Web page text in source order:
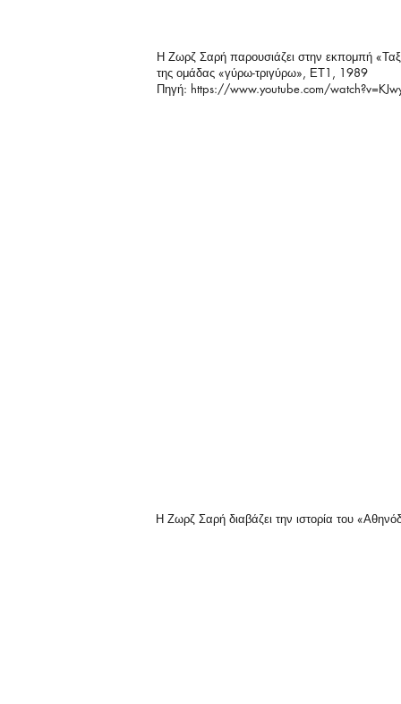
Η Ζωρζ Σαρή παρουσιάζει στην εκπομπή
της ομάδας «γύρω-τριγύρω», ΕΤ1, 1989
Πηγή: https://www.youtube.com/
Η Ζωρζ Σαρή διαβάζει την ιστορία του